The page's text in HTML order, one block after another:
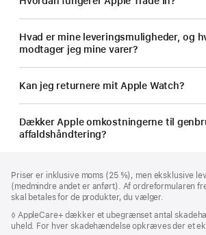
Hvad er mine leveringsmuligheder, og
modtager jeg mine varer?
Kan jeg returnere mit Apple Watch?
Dækker Apple omkostningerne til
affaldshåndtering?
Priser er inklusive moms (25 %), men eksklusive
(medmindre andet er anført). Af ordreformularen
skal betales for de produkter, du vælger.
Fodnote
◊ AppleCare+ dækker et ubegrænset antal
uheld. For hver skadehændelse opkræves der et